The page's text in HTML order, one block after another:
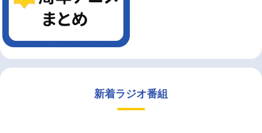
新着ラジオ番組